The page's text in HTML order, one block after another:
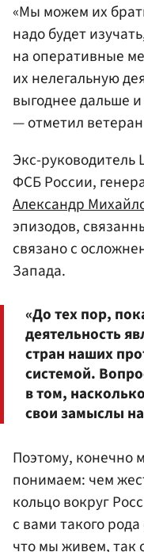
«Мы можем их
надо будет
на оперативные
их нелегальную
выгоднее дальше
— отметил
Экс-
ФСБ России,
Александр
эпизодов,
связано с
Запада.
«До тех пор,
деятельность
стран наших
системой.
в том,
свои замыслы
Поэтому, конечно
понимаем: чем
кольцо вокруг
с вами такого
что мы живем, так